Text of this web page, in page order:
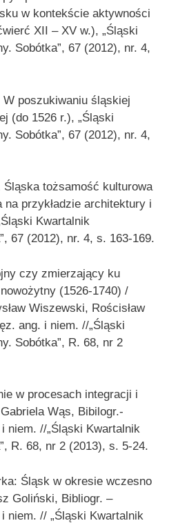
w kontekście aktywności
XII – XV w.), „Śląski
Sobótka”, 67 (2012), nr. 4,
poszukiwaniu śląskiej
(do 1526 r.), „Śląski
Sobótka”, 67 (2012), nr. 4,
Śląska tożsamość kulturowa
przykładzie architektury i
Kwartalnik
67 (2012), nr. 4, s. 163-169.
czy zmierzający ku
(1526-1740) /
Wiszewski, Rościsław
ang. i niem. //„Śląski
Sobótka”, R. 68, nr 2
w procesach integracji i
Wąs, Bibilogr.-
niem. //„Śląski Kwartalnik
R. 68, nr 2 (2013), s. 5-24.
Śląsk w okresie wczesno
Goliński, Bibliogr. –
niem. // „Śląski Kwartalnik